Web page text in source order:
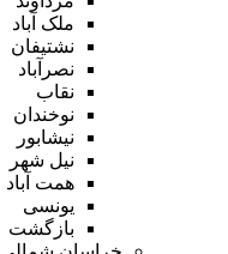
ملک آباد
نشتیفان
نصرآباد
نقاب
نوخندان
نیشابور
نیل شهر
همت آباد
یونسی
بازگشت